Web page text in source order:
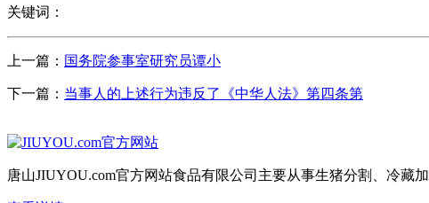
关键词：
上一篇： 国务院参事室研究员谭小
下一篇： 当事人的上述行为违反了《中华人法》第四条第
唐山JIUYOU.com官方网站食品有限公司主要从事生猪分割、冷